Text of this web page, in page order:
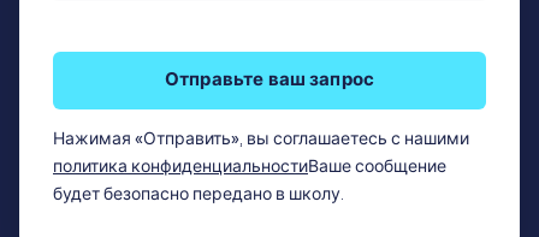
Отправьте ваш запрос
Нажимая «Отправить», вы соглашаетесь с нашими
политика конфиденциальностиВаше сообщение
будет безопасно передано в школу.